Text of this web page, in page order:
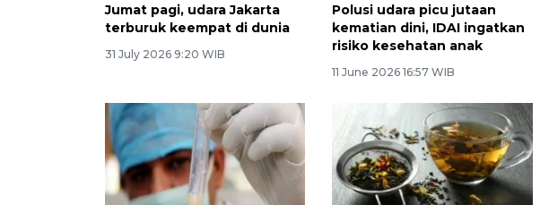
Jumat pagi, udara Jakarta
terburuk keempat di dunia
31 July 2026 9:20 WIB
Polusi udara picu jutaan
kematian dini, IDAI ingatkan
risiko kesehatan anak
11 June 2026 16:57 WIB